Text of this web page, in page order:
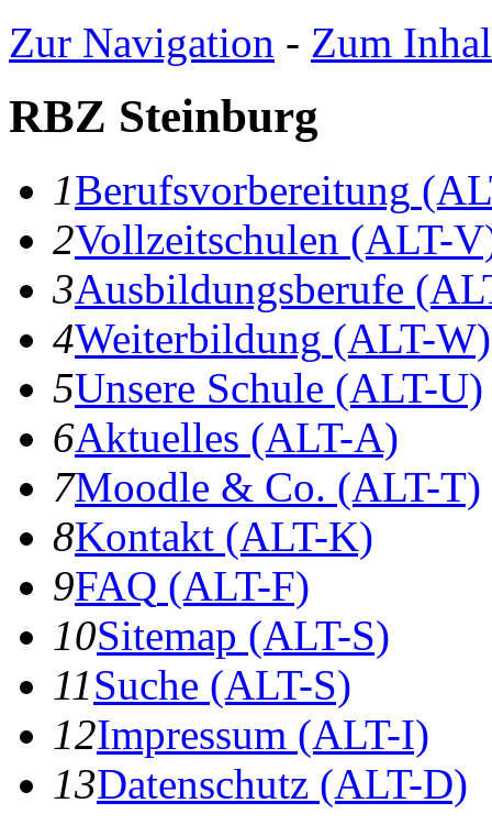
Zur Navigation - Zum
RBZ Steinburg
1Berufsvorbereitung
2Vollzeitschulen (ALT-
3Ausbildungsberufe
4Weiterbildung (ALT-W)
5Unsere Schule (ALT-U)
6Aktuelles (ALT-A)
7Moodle & Co. (ALT-T)
8Kontakt (ALT-K)
9FAQ (ALT-F)
10Sitemap (ALT-S)
11Suche (ALT-S)
12Impressum (ALT-I)
13Datenschutz (ALT-D)